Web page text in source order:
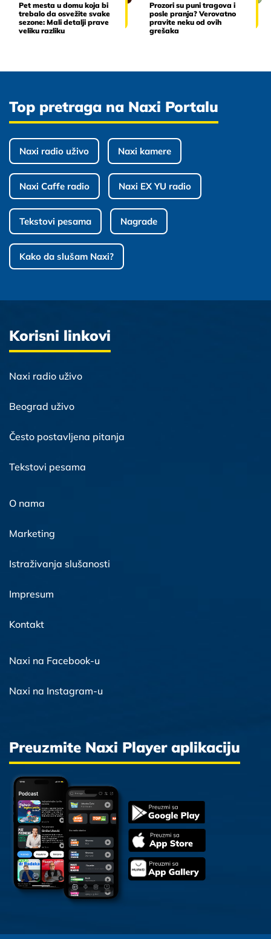
Pet mesta u domu koja bi
trebalo da osvežite svake
sezone: Mali detalji prave
veliku razliku
Prozori su puni tragova i
posle pranja? Verovatno
pravite neku od ovih
grešaka
Top pretraga na Naxi Portalu
Naxi radio uživo Naxi kamere
Naxi Caffe radio Naxi EX YU radio
Tekstovi pesama Nagrade
Kako da slušam Naxi?
Korisni linkovi
Naxi radio uživo
Beograd uživo
Često postavljena pitanja
Tekstovi pesama
O nama
Marketing
Istraživanja slušanosti
Impresum
Kontakt
Naxi na Facebook-u
Naxi na Instagram-u
Preuzmite Naxi Player aplikaciju